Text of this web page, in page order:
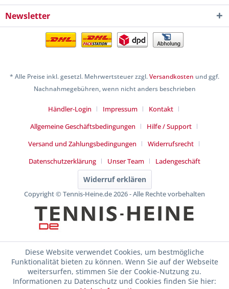
Newsletter
* Alle Preise inkl. gesetzl. Mehrwertsteuer zzgl.Versandkosten und ggf.
Nachnahmegebühren, wenn nicht anders beschrieben
Händler-Login Impressum
Kontakt
Allgemeine Geschäftsbedingungen
Hilfe / Support
Versand und Zahlungsbedingungen
Widerrufsrecht
Datenschutzerklärung
Unser Team Ladengeschäft
Widerruf erklären
Copyright © Tennis-Heine.de 2026 - Alle Rechte vorbehalten
Diese Website verwendet Cookies, um bestmögliche
Funktionalität bieten zu können. Wenn Sie auf der Webseite
weitersurfen, stimmen Sie der Cookie-Nutzung zu.
Informationen zu Datenschutz und Cookies finden Sie hier: